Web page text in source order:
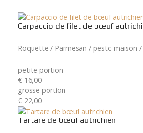
Carpaccio de filet de bœuf
Roquette / Parmesan / pesto maison /
petite portion
€ 16,00
grosse portion
€ 22,00
Tartare de bœuf autrichien